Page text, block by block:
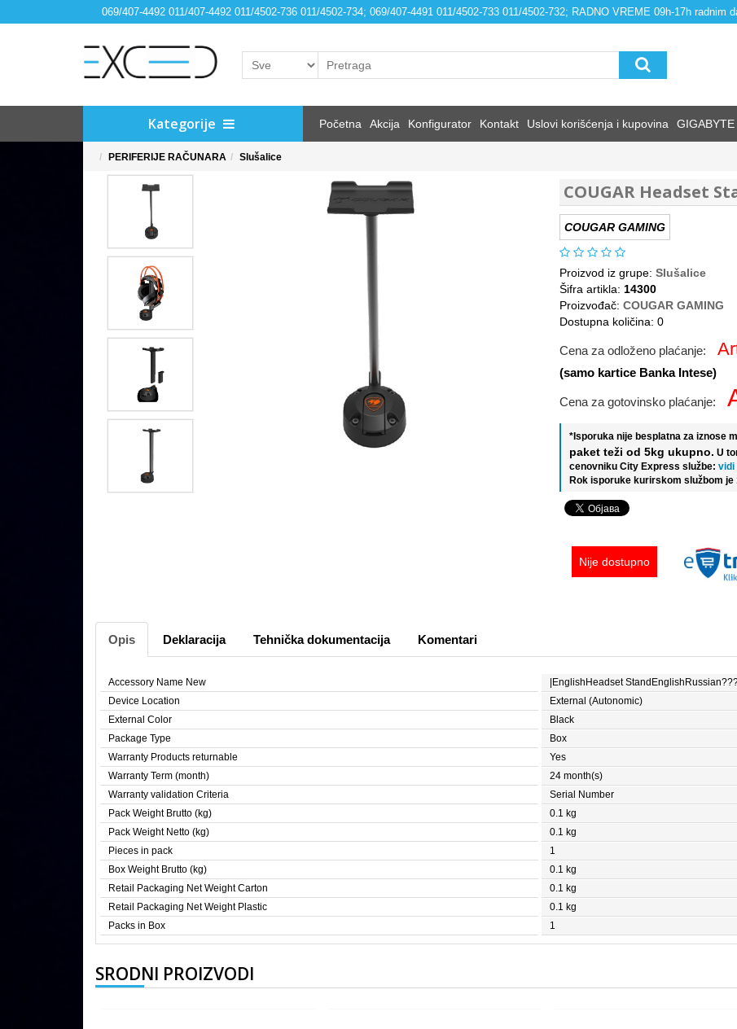
069/407-4492 011/407-4492 011/4502-736 011/4502-734; 069/407-4491 011/4502-733 011/4502-732; RADNO VREME 09h-17h radnim
Kategorije Početna Akcija Konfigurator Kontakt Uslovi korišćenja i kupovina
PERIFERIJE RAČUNARA Slušalice
COUGAR Headset
COUGAR GAMING
Proizvod iz grupe: Slušalice
Šifra artikla: 14300
Proizvođač: COUGAR GAMING
Dostupna količina: 0
Cena za odloženo plaćanje:
(samo kartice Banka Intese)
Cena za gotovinsko plaćanje:
*Isporuka nije besplatna za iznose
paket teži od 5kg ukupno. U
cenovniku City Express službe: vidi
Rok isporuke kurirskom službom je
Nije dostupno
Opis Deklaracija Tehnička dokumentacija Komentari
Accessory Name New
|EnglishHeadset
Device Location
External (Autonomic)
External Color
Black
Package Type
Box
Warranty Products returnable
Yes
Warranty Term (month)
24 month(s)
Warranty validation Criteria
Serial Number
Pack Weight Brutto (kg)
0.1 kg
Pack Weight Netto (kg)
0.1 kg
Pieces in pack
1
Box Weight Brutto (kg)
0.1 kg
Retail Packaging Net Weight Carton
0.1 kg
Retail Packaging Net Weight Plastic
0.1 kg
Packs in Box
1
SRODNI PROIZVODI